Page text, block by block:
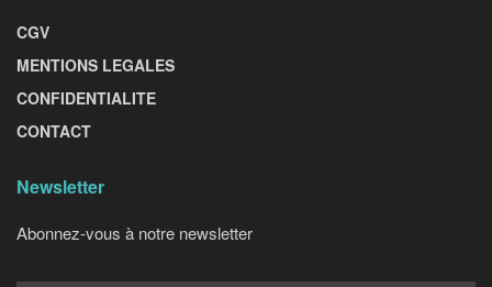
CGV
MENTIONS LEGALES
CONFIDENTIALITE
CONTACT
Newsletter
Abonnez-vous à notre newsletter